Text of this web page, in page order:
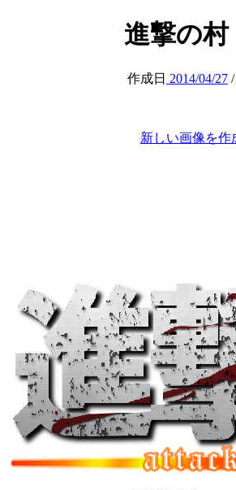
進撃の
作成日 2014/04/27
新しい画像を作